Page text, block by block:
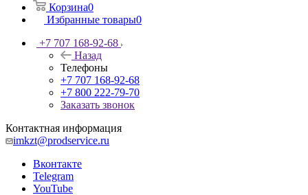
Корзина0
Избранные товары0
+7 707 168-92-68
Назад
Телефоны
+7 707 168-92-68
+7 800 222-79-70
Заказать звонок
Контактная информация
imkzt@prodservice.ru
Вконтакте
Telegram
YouTube